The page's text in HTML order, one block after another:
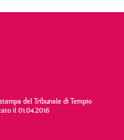
del Tribunale di Tempio
il 01.04.2016